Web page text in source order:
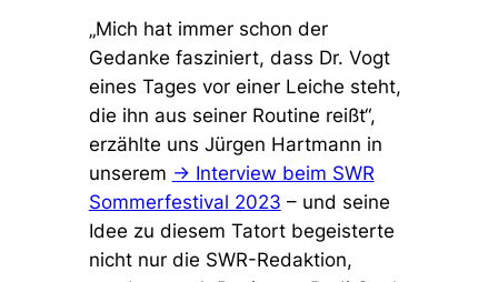
„Mich hat immer schon der
Gedanke fasziniert, dass Dr. Vogt
eines Tages vor einer Leiche steht,
die ihn aus seiner Routine reißt“,
erzählte uns Jürgen Hartmann in
unserem → Interview beim SWR
Sommerfestival 2023 – und seine
Idee zu diesem Tatort begeisterte
nicht nur die SWR-Redaktion,